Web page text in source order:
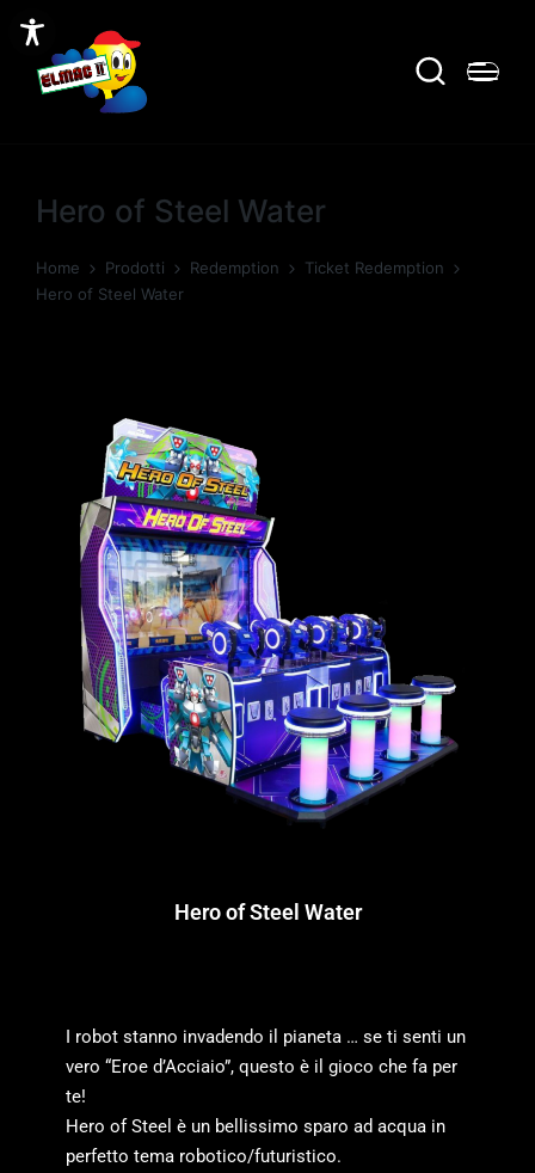
Hero of Steel Water
Home Prodotti Redemption
Ticket Redemption
Hero of Steel Water
Hero of Steel Water
I robot stanno invadendo il pianeta … se ti senti un
vero “Eroe d’Acciaio”, questo è il gioco che fa per
te!
Hero of Steel è un bellissimo sparo ad acqua in
perfetto tema robotico/futuristico.